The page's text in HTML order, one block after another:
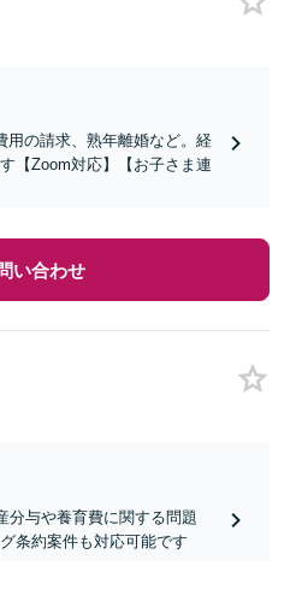
用の請求、熟年離婚など。経
【Zoom対応】【お子さま連
い合わせ
分与や養育費に関する問題
条約案件も対応可能です